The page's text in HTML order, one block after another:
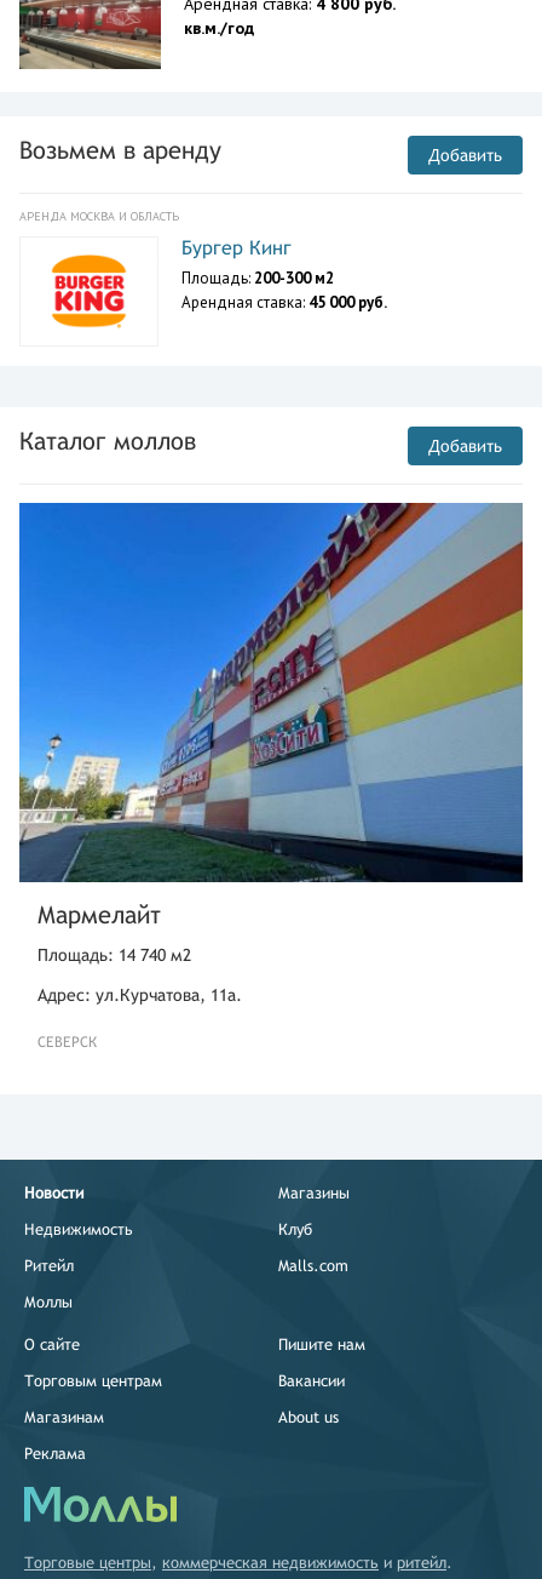
кв.м./год
Возьмем в аренду Добавить
АРЕНДА МОСКВА И ОБЛАСТЬ
Бургер Кинг
Площадь: 200-300 м2
Арендная ставка: 45 000 руб.
Каталог моллов Добавить
Мармелайт
Площадь: 14 740 м2
Адрес: ул.Курчатова, 11а.
СЕВЕРСК
Новости
Недвижимость
Ритейл
Моллы
Магазины
Клуб
Malls.com
О сайте
Торговым центрам
Магазинам
Реклама
Пишите нам
Вакансии
About us
Торговые центры, коммерческая недвижимость и ритейл.